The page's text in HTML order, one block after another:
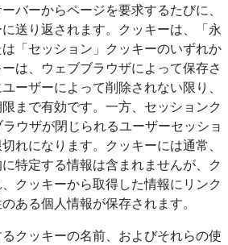
バーからページを要求するたびに、
送り返されます。クッキーは、「永
「セッション」クッキーのいずれか
は、ウェブブラウザによって保存さ
ーザーによって削除されない限り、
まで有効です。一方、セッションク
ウザが閉じられるユーザーセッショ
れになります。クッキーには通常、
特定する情報は含まれませんが、ク
クッキーから取得した情報にリンク
ある個人情報が保存されます。
クッキーの名前、およびそれらの使